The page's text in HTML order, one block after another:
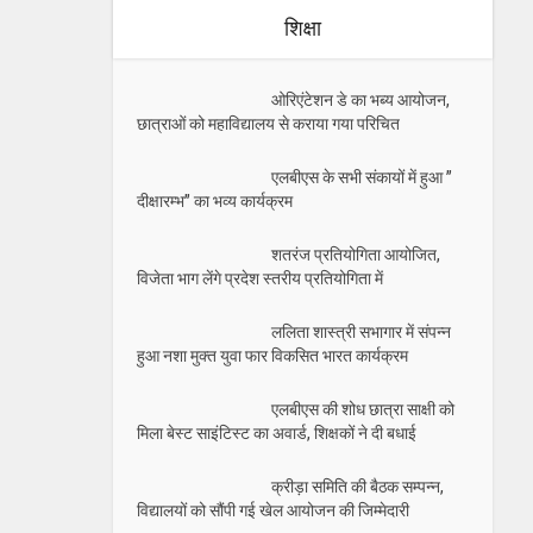
शिक्षा
ओरिएंटेशन डे का भब्य आयोजन,
छात्राओं को महाविद्यालय से कराया गया परिचित
एलबीएस के सभी संकायों में हुआ ”
दीक्षारम्भ” का भव्य कार्यक्रम
शतरंज प्रतियोगिता आयोजित,
विजेता भाग लेंगे प्रदेश स्तरीय प्रतियोगिता में
ललिता शास्त्री सभागार में संपन्न
हुआ नशा मुक्त युवा फार विकसित भारत कार्यक्रम
एलबीएस की शोध छात्रा साक्षी को
मिला बेस्ट साइंटिस्ट का अवार्ड, शिक्षकों ने दी बधाई
क्रीड़ा समिति की बैठक सम्पन्न,
विद्यालयों को सौंपी गई खेल आयोजन की जिम्मेदारी